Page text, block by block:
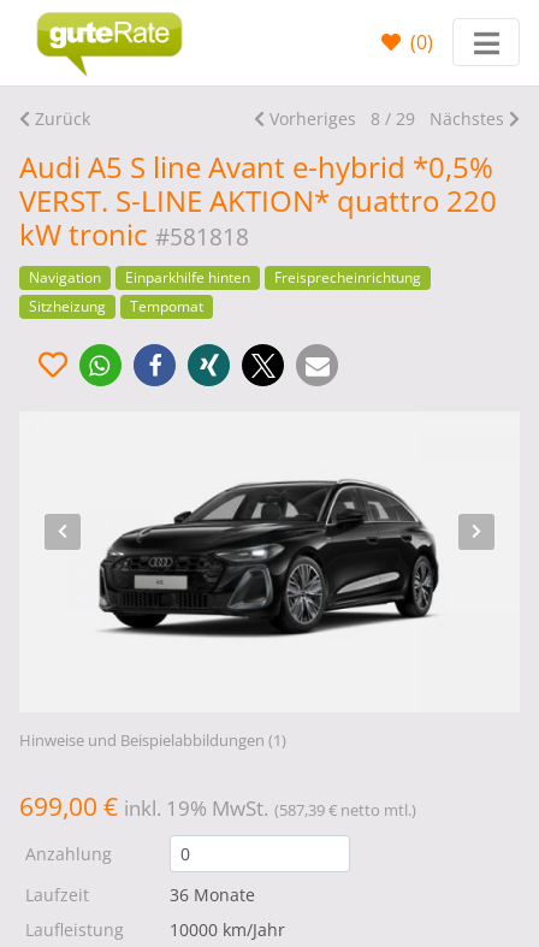
(0)
Zurück Vorheriges 8 / 29 Nächstes
Audi A5 S line Avant e-hybrid *0,5%
VERST. S-LINE AKTION* quattro 220
kW tronic #581818
Navigation Einparkhilfe hinten
Freisprecheinrichtung
Sitzheizung
Tempomat
Hinweise und Beispielabbildungen (1)
699,00 € inkl. 19% MwSt. (587,39 € netto mtl.)
Anzahlung
Laufzeit
36 Monate
Laufleistung
10000 km/Jahr